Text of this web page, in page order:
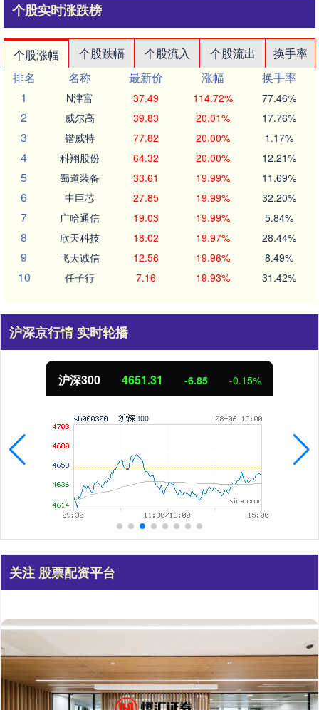
个股实时涨跌榜
个股涨幅 个股跌幅 个股流入 个股流出
换手率
排名
名称 最新价 涨幅
换手率
1
N津富 37.49 114.72% 77.46%
2 威尔高 39.83 20.01% 17.76%
3 锴威特 77.82 20.00% 1.17%
4 科翔股份 64.32 20.00% 12.21%
5 蜀道装备 33.61 19.99% 11.69%
6 中巨芯 27.85 19.99% 32.20%
7 广哈通信 19.03 19.99% 5.84%
8 欣天科技 18.02 19.97% 28.44%
9 飞天诚信 12.56 19.96% 8.49%
10 任子行 7.16 19.93% 31.42%
沪深京行情 实时轮播
北证50 1122.88 0.30%
关注 股票配资平台